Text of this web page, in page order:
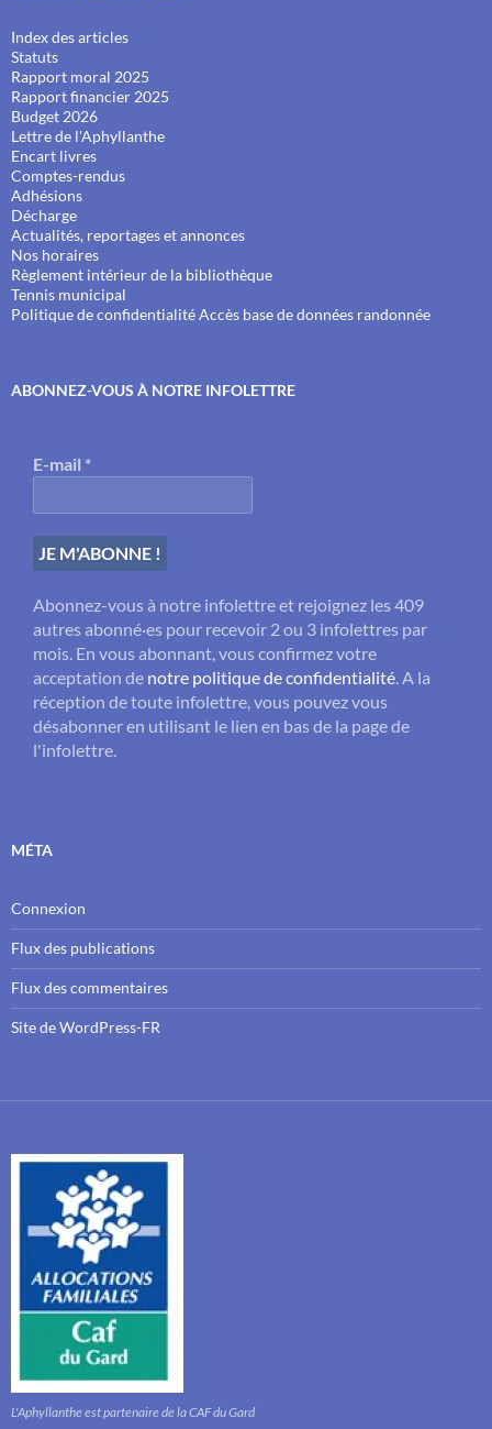
Index des articles
Statuts
Rapport moral 2025
Rapport financier 2025
Budget 2026
Lettre de l'Aphyllanthe
Encart livres
Comptes-rendus
Adhésions
Décharge
Actualités, reportages et annonces
Nos horaires
Règlement intérieur de la bibliothèque
Tennis municipal
Politique de confidentialitéAccès base de données randonnée
ABONNEZ-VOUS À NOTRE INFOLETTRE
E-mail *
Abonnez-vous à notre infolettre et rejoignez les 409
autres abonné·es pour recevoir 2 ou 3 infolettres par
mois. En vous abonnant, vous confirmez votre
acceptation de notre politique de confidentialité. A la
réception de toute infolettre, vous pouvez vous
désabonner en utilisant le lien en bas de la page de
l'infolettre.
MÉTA
Connexion
Flux des publications
Flux des commentaires
Site de WordPress-FR
L'Aphyllanthe est partenaire de la CAF du Gard